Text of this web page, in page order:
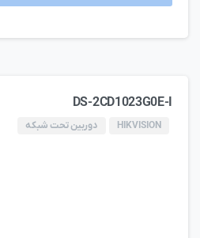
DS-2CD1023G0E-I
HIKVISION دوربین تحت شبکه